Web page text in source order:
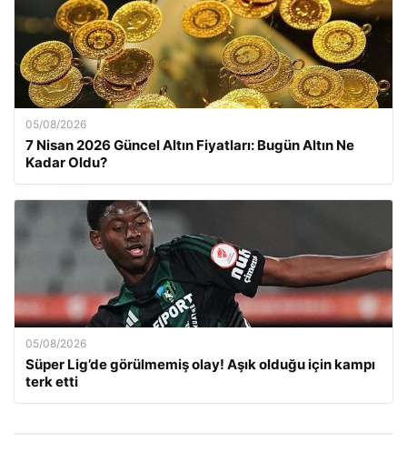
05/08/2026
7 Nisan 2026 Güncel Altın Fiyatları: Bugün Altın Ne
Kadar Oldu?
05/08/2026
Süper Lig’de görülmemiş olay! Aşık olduğu için kampı
terk etti